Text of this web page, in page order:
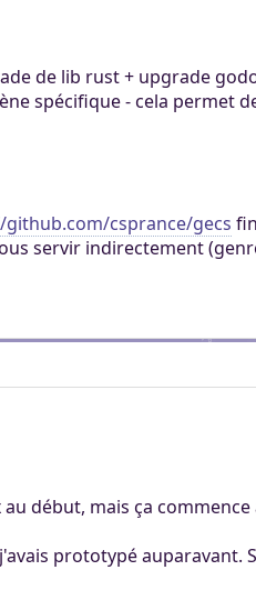
de lib rust + upgrade
spécifique - cela permet
csprance/gecs
servir indirectement
début, mais ça
prototypé auparavant.